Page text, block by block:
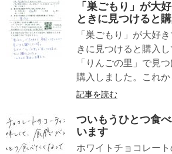
「巣ごもり」が大
ときに見つけると
「巣ごもり」が大好
きに見つけると購入
「りんごの里」で見
購入しました。これ
記事を読む
ついもうひとつ食
います
ホワイトチョコレー